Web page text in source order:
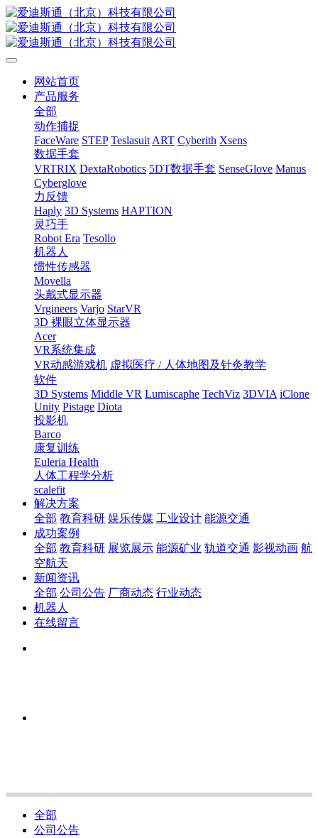
网站首页
产品服务
全部
动作捕捉
FaceWare STEP Teslasuit ART Cyberith Xsens
数据手套
VRTRIX DextaRobotics 5DT数据手套 SenseGlove Manus
Cyberglove
力反馈
Haply 3D Systems HAPTION
灵巧手
Robot Era Tesollo
机器人
惯性传感器
Movella
头戴式显示器
Vrgineers Varjo StarVR
3D 裸眼立体显示器
Acer
VR系统集成
VR动感游戏机 虚拟医疗 / 人体地图及针灸教学
软件
3D Systems Middle VR Lumiscaphe TechViz 3DVIA iClone
Unity Pistage Diota
投影机
Barco
康复训练
Euleria Health
人体工程学分析
scalefit
解决方案
全部 教育科研 娱乐传媒 工业设计 能源交通
成功案例
全部 教育科研 展览展示 能源矿业 轨道交通 影视动画 航
空航天
新闻资讯
全部 公司公告 厂商动态 行业动态
机器人
在线留言
全部
公司公告